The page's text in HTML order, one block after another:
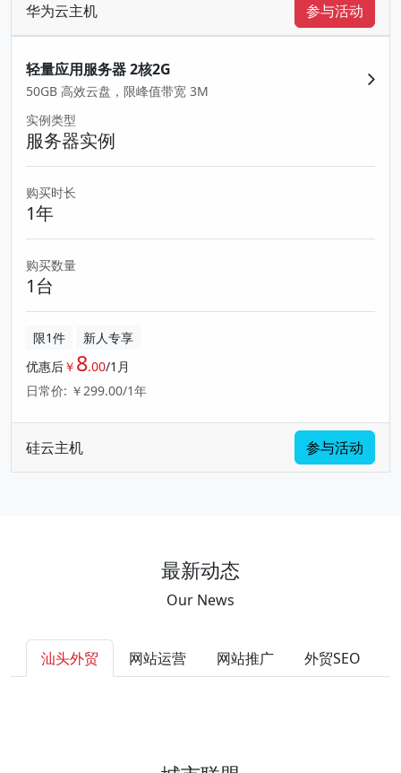
华为云主机 参与活动
轻量应用服务器 2核2G
50GB 高效云盘，限峰值带宽 3M
实例类型
服务器实例
购买时长
1年
购买数量
1台
限1件
新人专享
优惠后￥ 8.00/1月
日常价: ￥299.00/1年
硅云主机 参与活动
最新动态
Our News
汕头外贸 网站运营 网站推广 外贸SEO